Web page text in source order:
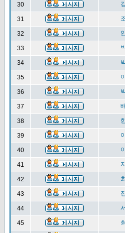
30
31
32
33
34
35
36
37
38
39
40
41
42
43
44
45